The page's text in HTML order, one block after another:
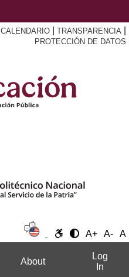
CALENDARIO TRANSPARENCIA
PROTECCIÓN DE DATOS
A+ A- A
About
Log
In